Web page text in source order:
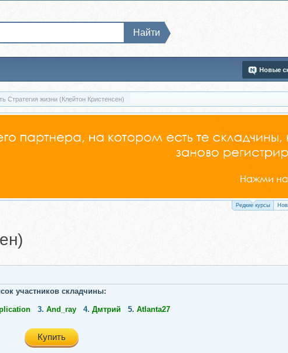
Новые
Найти
Стратегия жизни (Клейтон Кристенсен)
Редкие курсы
участников складчины:
3. And_ray 4. Дмтрий 5. Atlanta27
Купить